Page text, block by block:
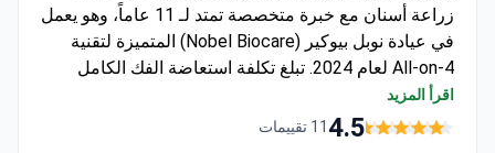
زراعة أسنان مع خبرة متخصصة تمتد لـ 11 عاماً، وهو يعمل
في عيادة نوبل بيوكير (Nobel Biocare) المتميزة لتقنية
All-on-4 لعام 2024. تبلغ تكلفة استعاضة الفك الكامل
اقرأ المزيد
4.511 تقييمات